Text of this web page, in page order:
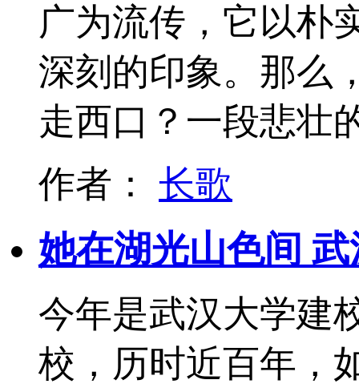
广为流传，它以朴
深刻的印象。那么
走西口？一段悲
作者： 长歌
她在湖光山色间
今年是武汉大学建
校，历时近百年，